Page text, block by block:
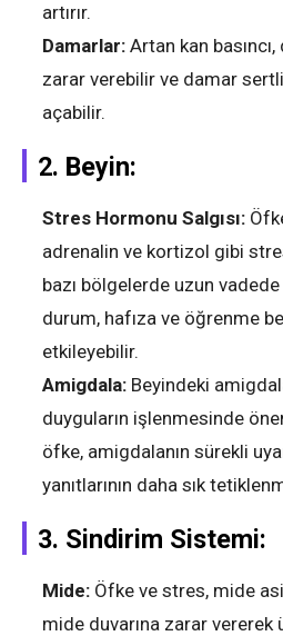
artırır.
Damarlar: Artan kan
zarar verebilir ve damar
açabilir.
2. Beyin:
Stres Hormonu Salgısı:
adrenalin ve kortizol gibi
bazı bölgelerde uzun
durum, hafıza ve öğrenme
etkileyebilir.
Amigdala: Beyindeki
duyguların işlenmesinde
öfke, amigdalanın sürekli
yanıtlarının daha sık
3. Sindirim Sistemi:
Mide: Öfke ve stres, mide
mide duvarına zarar